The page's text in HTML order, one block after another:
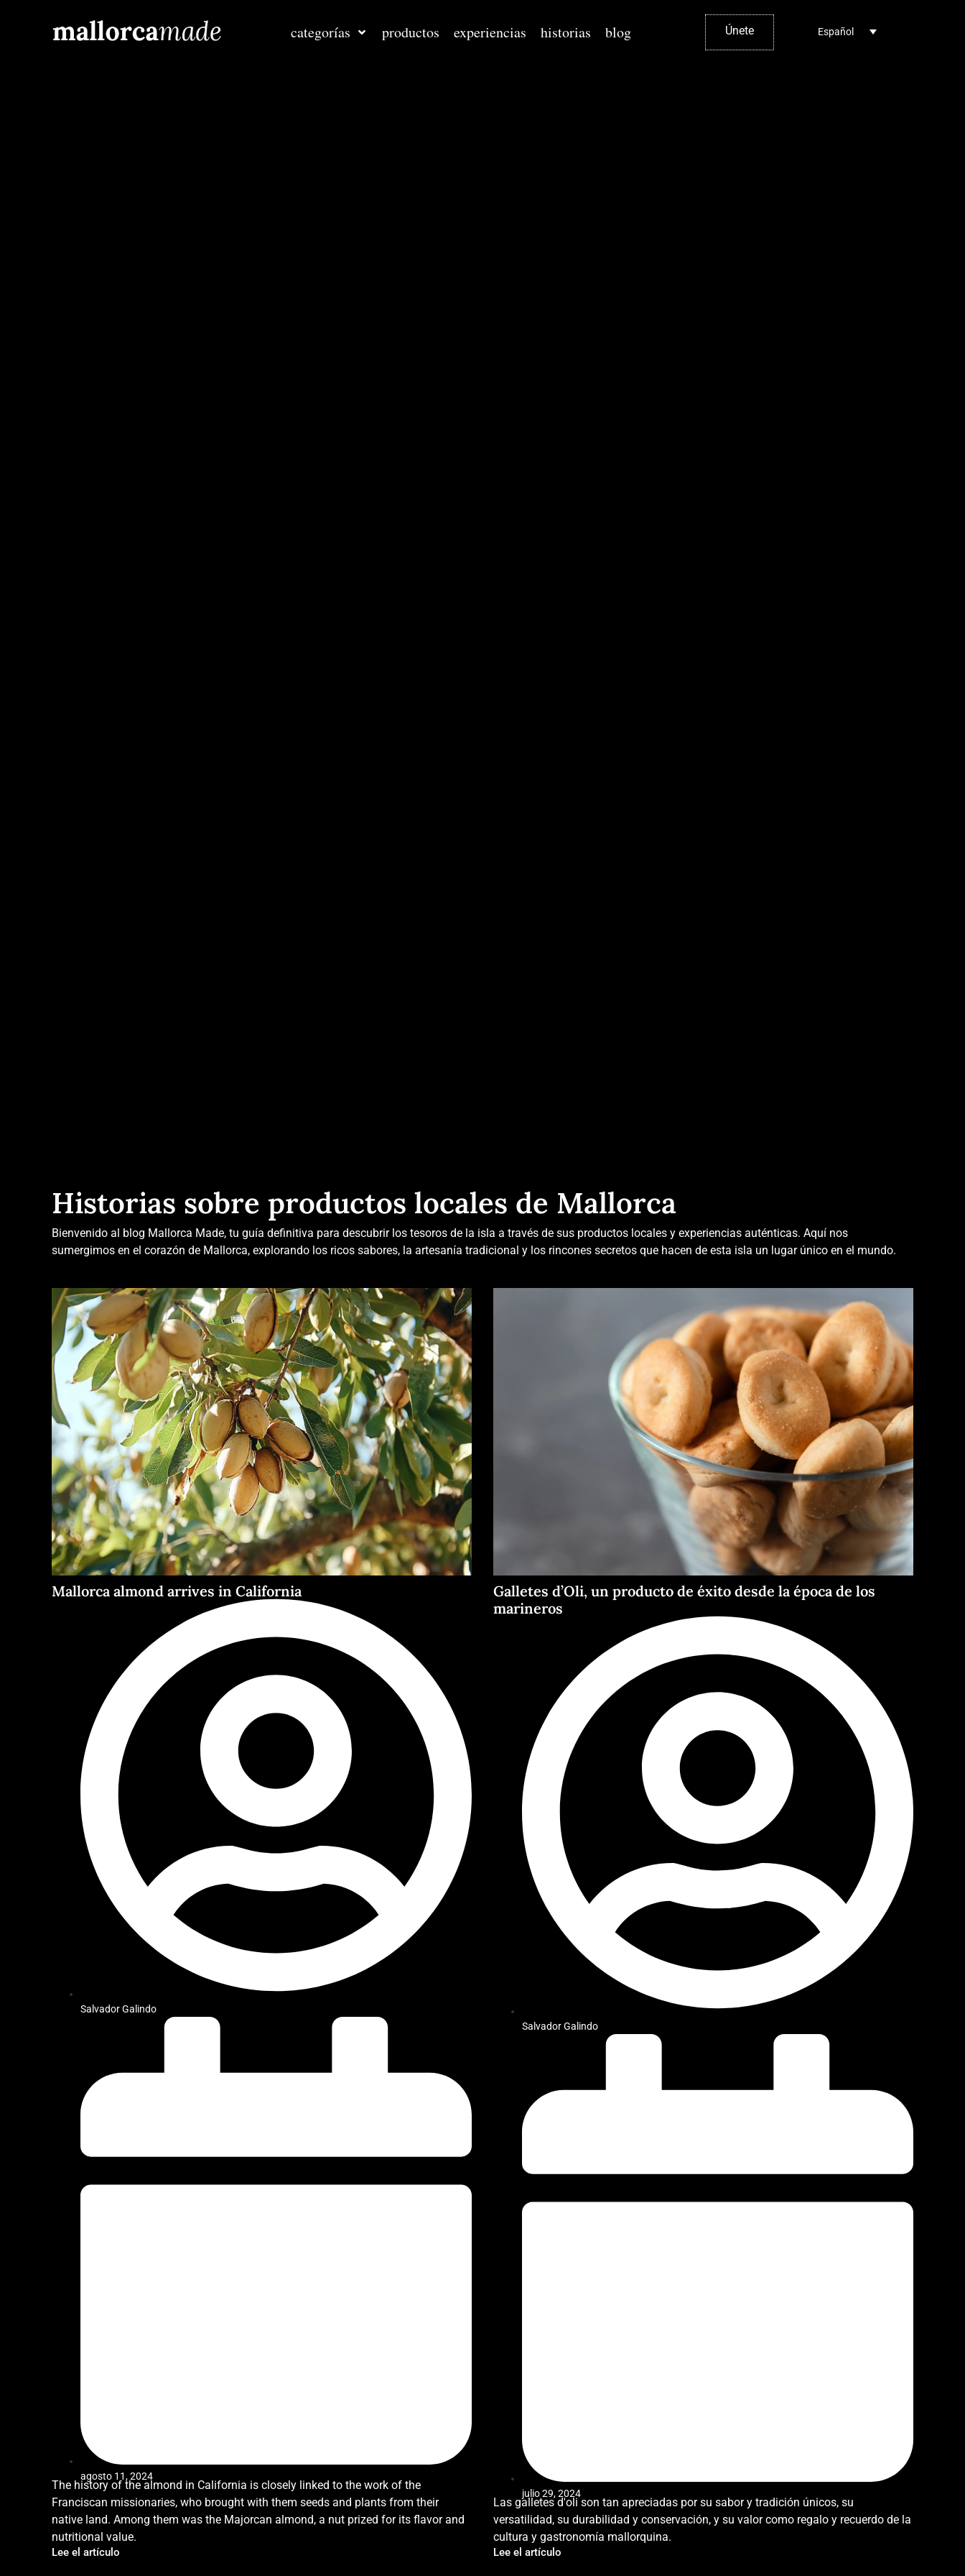
categorías productos experiencias historias blog Únete Español
Historias sobre productos locales de Mallorca
Bienvenido al blog Mallorca Made, tu guía definitiva para descubrir los tesoros de la isla a través de sus productos locales y experiencias auténticas. Aquí nos
sumergimos en el corazón de Mallorca, explorando los ricos sabores, la artesanía tradicional y los rincones secretos que hacen de esta isla un lugar único en el mundo.
Mallorca almond arrives in California
Salvador Galindo
agosto 11, 2024
The history of the almond in California is closely linked to the work of the
Franciscan missionaries, who brought with them seeds and plants from their
native land. Among them was the Majorcan almond, a nut prized for its flavor and
nutritional value.
Lee el artículo
Galletes d’Oli, un producto de éxito desde la época de los
marineros
Salvador Galindo
julio 29, 2024
Las galletes d'oli son tan apreciadas por su sabor y tradición únicos, su
versatilidad, su durabilidad y conservación, y su valor como regalo y recuerdo de la
cultura y gastronomía mallorquina.
Lee el artículo